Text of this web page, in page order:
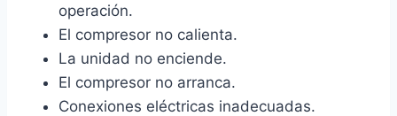
operación.
El compresor no calienta.
La unidad no enciende.
El compresor no arranca.
Conexiones eléctricas inadecuadas.